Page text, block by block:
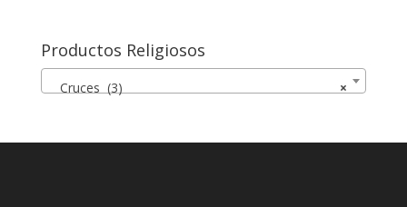
Productos Religiosos
×
Cruces (3)